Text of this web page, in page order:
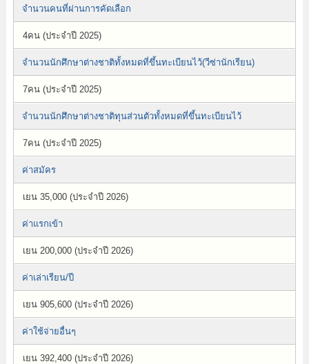
จำนวนคนที่ผ่านการคัดเลือก
4คน (ประจำปี 2025)
จำนวนนักศึกษาต่างชาติทั้งหมดที่ขึ้นทะเบียนไว้(วีซ่านักเรียน)
7คน (ประจำปี 2025)
จำนวนนักศึกษาต่างชาติทุนส่วนตัวทั้งหมดที่ขึ้นทะเบียนไว้
7คน (ประจำปี 2025)
ค่าสมัคร
เยน 35,000 (ประจำปี 2026)
ค่าแรกเข้า
เยน 200,000 (ประจำปี 2026)
ค่าเล่าเรียน/ปี
เยน 905,600 (ประจำปี 2026)
ค่าใช้จ่ายอื่นๆ
เยน 392,400 (ประจำปี 2026)